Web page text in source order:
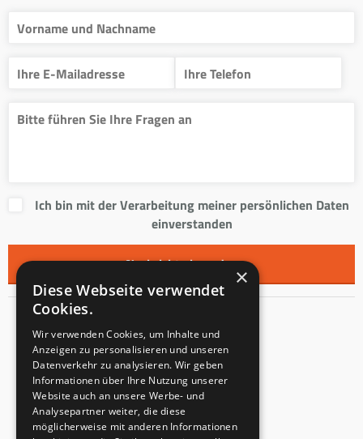
Ich bin mit der Verarbeitung meiner persönlichen Daten
einverstanden
Kontakt
Innentreppen s.r.o.
Mladoňovice 65
PLZ: 675 32
Tschechien
×
Diese Webseite verwendet
Cookies.
Wir verwenden Cookies, um Inhalte und
Anzeigen zu personalisieren und unseren
Datenverkehr zu analysieren. Wir geben
Informationen über Ihre Nutzung unserer
Website auch an unsere Werbe- und
Analysepartner weiter, die diese
möglicherweise mit anderen Informationen